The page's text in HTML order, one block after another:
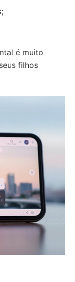
é muito
filhos